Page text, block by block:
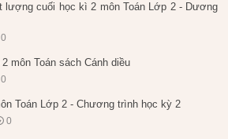
lượng cuối học kì 2 môn Toán Lớp 2 - Dương
0
môn Toán sách Cánh diều
0
Toán Lớp 2 - Chương trình học kỳ 2
0